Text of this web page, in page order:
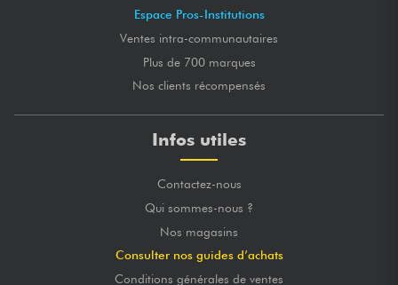
Espace Pros-Institutions
Ventes intra-communautaires
Plus de 700 marques
Nos clients récompensés
Infos utiles
Contactez-nous
Qui sommes-nous ?
Nos magasins
Consulter nos guides d’achats
Conditions générales de ventes